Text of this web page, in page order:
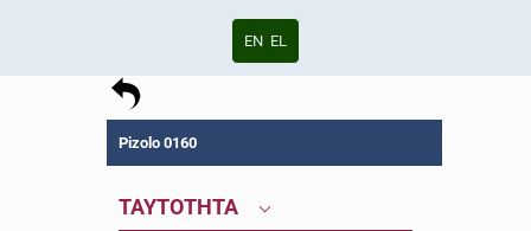
EN EL
Pizolo 0160
ΤΑΥΤΟΤΗΤΑ